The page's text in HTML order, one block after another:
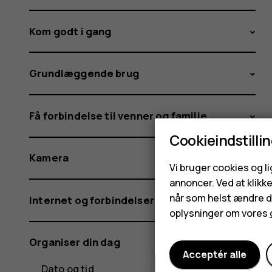
Kom godt i gang
Grundlæggende brug
Få forbindelse til venner og familie
Kamera
Internet og forbindelser
Organiser din dag
Dato og tid
Vi bruger cookies og
annoncer. Ved at
når som helst ændre
oplysninger om vores
Acceptér alle